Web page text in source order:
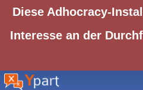
Diese Adhocracy-
Interesse an der